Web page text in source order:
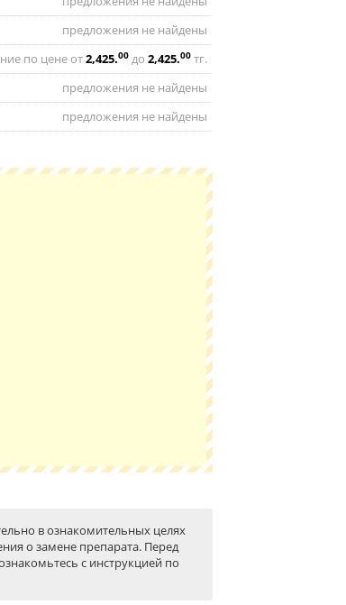
предложения не найдены
по цене от2,425.00до 2,425.00тг.
предложения не найдены
предложения не найдены
в ознакомительных целях
о замене препарата. Перед
с инструкцией по